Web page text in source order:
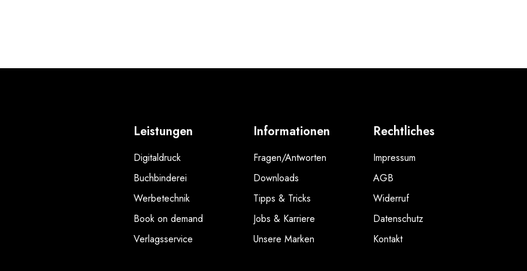
Leistungen
Digitaldruck
Buchbinderei
Werbetechnik
Book on demand
Verlagsservice
Informationen
Fragen/Antworten
Downloads
Tipps & Tricks
Jobs & Karriere
Unsere Marken
Rechtliches
Impressum
AGB
Widerruf
Datenschutz
Kontakt